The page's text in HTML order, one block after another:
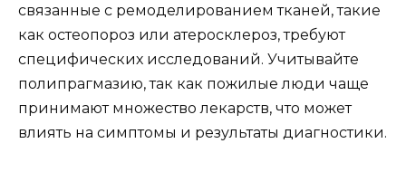
связанные с ремоделированием тканей, такие
как остеопороз или атеросклероз, требуют
специфических исследований. Учитывайте
полипрагмазию, так как пожилые люди чаще
принимают множество лекарств, что может
влиять на симптомы и результаты диагностики.